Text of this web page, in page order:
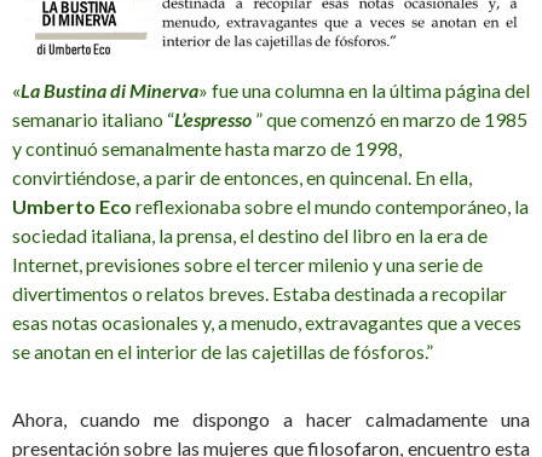
«La Bustina di Minerva» fue una columna en la última página del
semanario italiano “L’espresso ” que comenzó en marzo de 1985
y continuó semanalmente hasta marzo de 1998,
convirtiéndose, a parir de entonces, en quincenal. En ella,
Umberto Eco reflexionaba sobre el mundo contemporáneo, la
sociedad italiana, la prensa, el destino del libro en la era de
Internet, previsiones sobre el tercer milenio y una serie de
divertimentos o relatos breves. Estaba destinada a recopilar
esas notas ocasionales y, a menudo, extravagantes que a veces
se anotan en el interior de las cajetillas de fósforos.”
Ahora, cuando me dispongo a hacer calmadamente una
presentación sobre las mujeres que filosofaron, encuentro esta